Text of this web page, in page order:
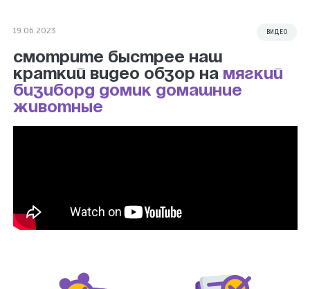
19.06.2023 ВИДЕО
Смотрите быстрее наш
краткий видео обзор на мягкий
бизиборд домик Домашние
животные